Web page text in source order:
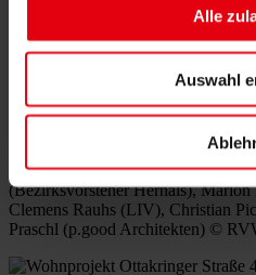
Alle
Auswahl
Reckendorfer für die Begleitende
Wir bedanken uns für das
darauf, dieses bedeutende Projekt
Foto2, Gruppenbild: V.l.n.r.:
(Bezirksvorsteher Hernals),
Clemens Rauhs (LIV), Christian
Praschl (p.good Architekten) ©